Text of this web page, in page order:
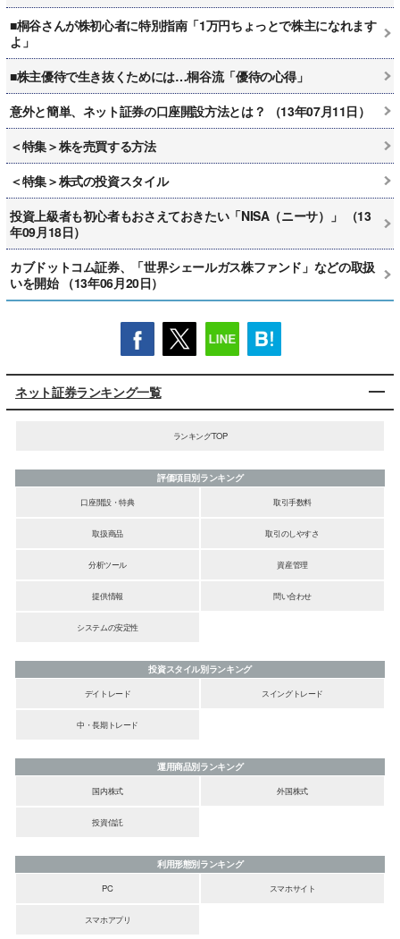
■桐谷さんが株初心者に特別指南「1万円ちょっとで株主になれます
よ」
■株主優待で生き抜くためには…桐谷流「優待の心得」
意外と簡単、ネット証券の口座開設方法とは？ （13年07月11日）
＜特集＞株を売買する方法
＜特集＞株式の投資スタイル
投資上級者も初心者もおさえておきたい「NISA（ニーサ）」 （13
年09月18日）
カブドットコム証券、「世界シェールガス株ファンド」などの取扱
いを開始 （13年06月20日）
ネット証券ランキング一覧
ランキングTOP
評価項目別ランキング
口座開設・特典
取引手数料
取扱商品 取引のしやすさ
分析ツール 資産管理
提供情報 問い合わせ
システムの安定性
投資スタイル別ランキング
デイトレード
スイングトレード
中・長期トレード
運用商品別ランキング
国内株式
外国株式
投資信託
利用形態別ランキング
PC
スマホサイト
スマホアプリ